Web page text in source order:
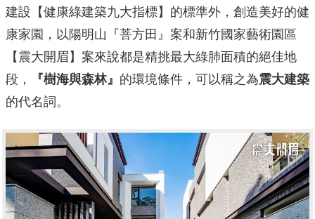
建設【健康綠建築九大指標】的標準外，創造美好的健
康家園，以陽明山『菩方田』案和新竹國家藝術園區
【震大開眉】案來說都是精挑最大綠肺面積的絕佳地
段，
『樹海與森林』 的環境條件，可以稱之為震大建築
的代名詞。